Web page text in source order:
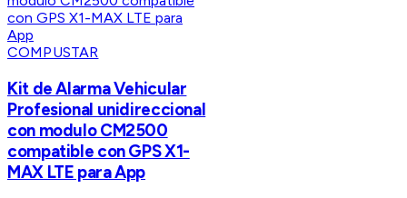
COMPUSTAR
Kit de Alarma Vehicular
Profesional unidireccional
con modulo CM2500
compatible con GPS X1-
MAX LTE para App